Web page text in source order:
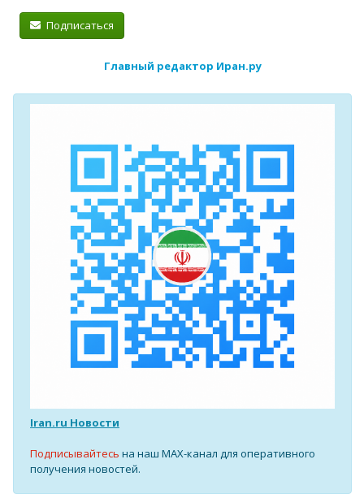
Подписаться
Главный редактор Иран.ру
Iran.ru Новости
Подписывайтесь на наш MAX-канал для оперативного
получения новостей.